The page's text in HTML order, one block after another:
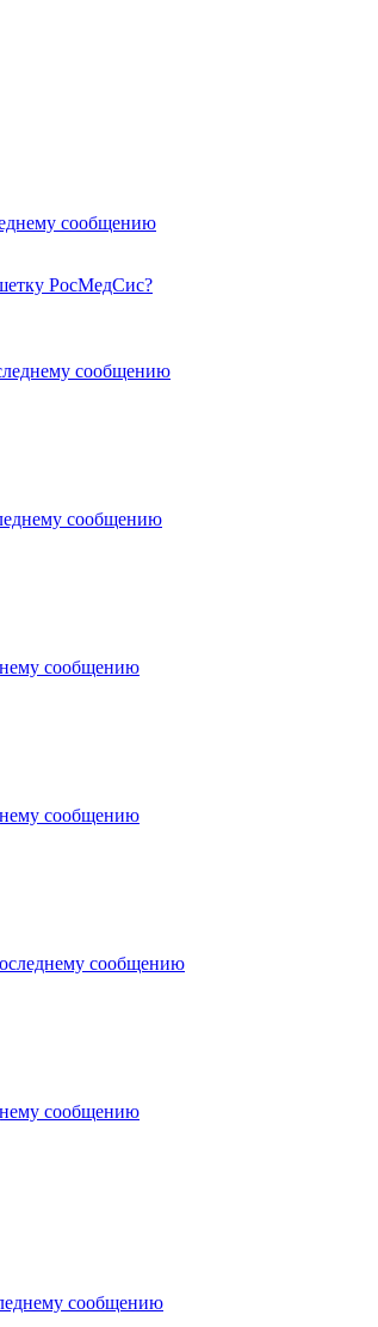
сообщению
РосМедСис?
сообщению
сообщению
сообщению
сообщению
сообщению
сообщению
сообщению